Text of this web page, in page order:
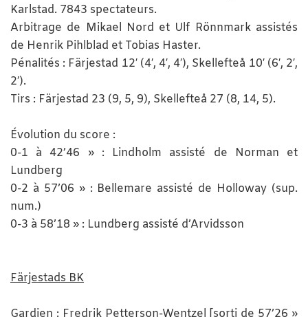
Karlstad. 7843 spectateurs.
Arbitrage de Mikael Nord et Ulf Rönnmark assistés
de Henrik Pihlblad et Tobias Haster.
Pénalités : Färjestad 12′ (4′, 4′, 4′), Skellefteå 10′ (6′, 2′,
2′).
Tirs : Färjestad 23 (9, 5, 9), Skellefteå 27 (8, 14, 5).
Évolution du score :
0-1 à 42’46 » : Lindholm assisté de Norman et
Lundberg
0-2 à 57’06 » : Bellemare assisté de Holloway (sup.
num.)
0-3 à 58’18 » : Lundberg assisté d’Arvidsson
Färjestads BK
Gardien : Fredrik Petterson-Wentzel [sorti de 57’26 »